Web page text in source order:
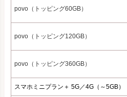
povo（トッピング60GB）
povo（トッピング120GB）
povo（トッピング360GB）
スマホミニプラン＋ 5G／4G（～5GB）